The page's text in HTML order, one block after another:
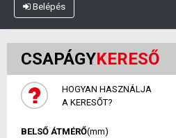
Belépés
CSAPÁGYKERESŐ
HOGYAN HASZNÁLJA
A KERESŐT?
BELSŐ ÁTMÉRŐ(mm)